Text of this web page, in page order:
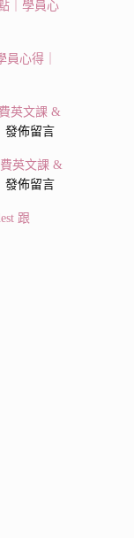
｜學員心
員心得｜
英文課 &
發佈留言
英文課 &
發佈留言
跟